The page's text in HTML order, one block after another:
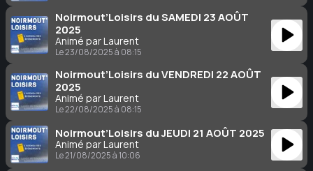
Noirmout’Loisirs du SAMEDI 23 AOÛT
2025
Animé par Laurent
Le 23/08/2025 à 08:15
Noirmout’Loisirs du VENDREDI 22 AOÛT
2025
Animé par Laurent
Le 22/08/2025 à 08:15
Noirmout’Loisirs du JEUDI 21 AOÛT 2025
Animé par Laurent
Le 21/08/2025 à 10:06